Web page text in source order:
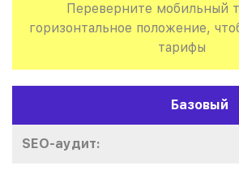
Переверните мобильный
горизонтальное положение,
тарифы
Базовый
SEO-аудит: